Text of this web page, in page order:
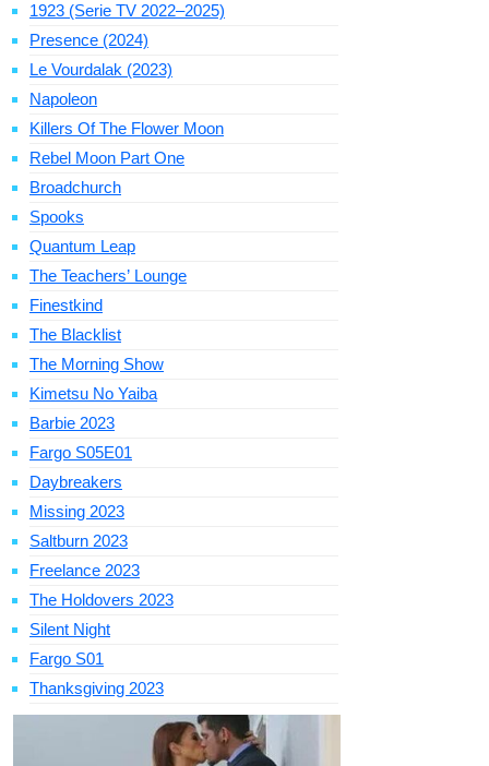
1923 (Serie TV 2022–2025)
Presence (2024)
Le Vourdalak (2023)
Napoleon
Killers Of The Flower Moon
Rebel Moon Part One
Broadchurch
Spooks
Quantum Leap
The Teachers’ Lounge
Finestkind
The Blacklist
The Morning Show
Kimetsu No Yaiba
Barbie 2023
Fargo S05E01
Daybreakers
Missing 2023
Saltburn 2023
Freelance 2023
The Holdovers 2023
Silent Night
Fargo S01
Thanksgiving 2023